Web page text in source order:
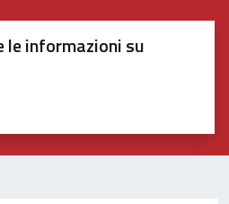
le informazioni su
su 5
su 5
5